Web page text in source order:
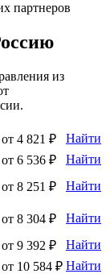
партнеров
из
от 4 821 ₽
Найти
от 6 536 ₽
Найти
от 8 251 ₽ Найти
от 8 304 ₽
Найти
от 9 392 ₽
Найти
от 10 584 ₽ Найти